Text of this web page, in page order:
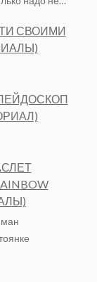
СВОИМИ